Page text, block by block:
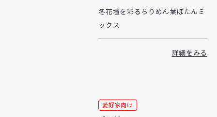
冬花壇を彩るちりめん葉ぼたんミ
ックス
詳細をみる
愛好家向け